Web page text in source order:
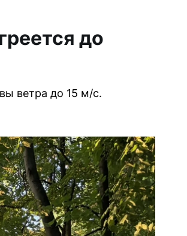
до
ветра до 15 м/с.